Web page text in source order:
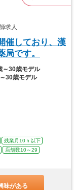
求人
催しており、漢
です。
～30歳モデル
30歳モデル
残業月10ｈ以下
店舗数10～29
味がある